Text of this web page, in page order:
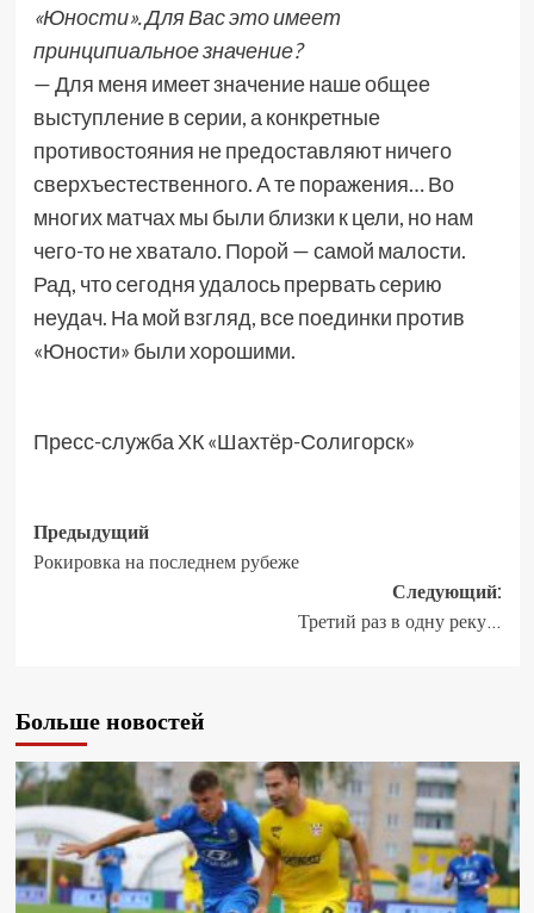
«Юности». Для Вас это имеет
принципиальное значение?
— Для меня имеет значение наше общее
выступление в серии, а конкретные
противостояния не предоставляют ничего
сверхъестественного. А те поражения… Во
многих матчах мы были близки к цели, но нам
чего-то не хватало. Порой — самой малости.
Рад, что сегодня удалось прервать серию
неудач. На мой взгляд, все поединки против
«Юности» были хорошими.
Пресс-служба ХК «Шахтёр-Солигорск»
Предыдущий
Рокировка на последнем рубеже
Следующий:
Третий раз в одну реку…
Больше новостей